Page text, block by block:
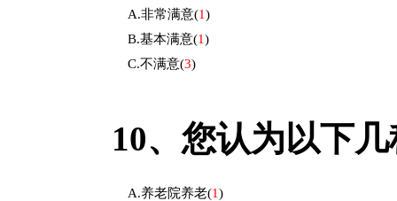
A.非常满意(1)
B.基本满意(1)
C.不满意(3)
10、 您认为以下
A.养老院养老(1)